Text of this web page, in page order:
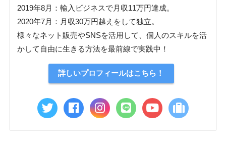
2019年8月：輸入ビジネスで月収11万円達成。
2020年7月：月収30万円越えをして独立。
様々なネット販売やSNSを活用して、個人のスキルを活
かして自由に生きる方法を最前線で実践中！
詳しいプロフィールはこちら！